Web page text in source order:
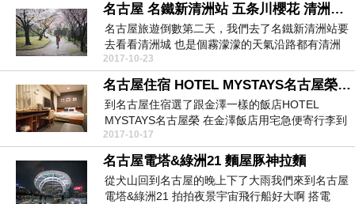
名古屋 名鐵新清洲站 五条川櫻花 清洲公園櫻花
名古屋旅遊倒數第二天，我們去了名鐵新清洲站要
去看看清洲城 也是個霧濛濛的天氣沿路都有清洲
城指標 我們...
2017-10-23
名古屋住宿 HOTEL MYSTAYS名古屋榮 驚安の殿堂 風來坊外帶手羽先
到名古屋住宿選了跟金澤一樣的飯店HOTEL
MYSTAYS名古屋榮 在金澤飯店用宅急便寄行李到
名古屋...
2017-10-17
名古屋電塔&綠洲21 麵屋豚神拉麵
從犬山回到名古屋的晚上下了大雨我們來到名古屋
電塔&綠洲21 拍拍夜景宇宙飛行船好大啊 搭電